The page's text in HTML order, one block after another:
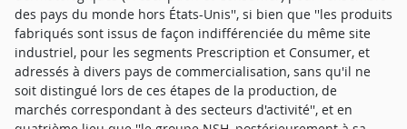
des pays du monde hors États-Unis'', si bien que ''les produits
fabriqués sont issus de façon indifférenciée du même site
industriel, pour les segments Prescription et Consumer, et
adressés à divers pays de commercialisation, sans qu'il ne
soit distingué lors de ces étapes de la production, de
marchés correspondant à des secteurs d'activité'', et en